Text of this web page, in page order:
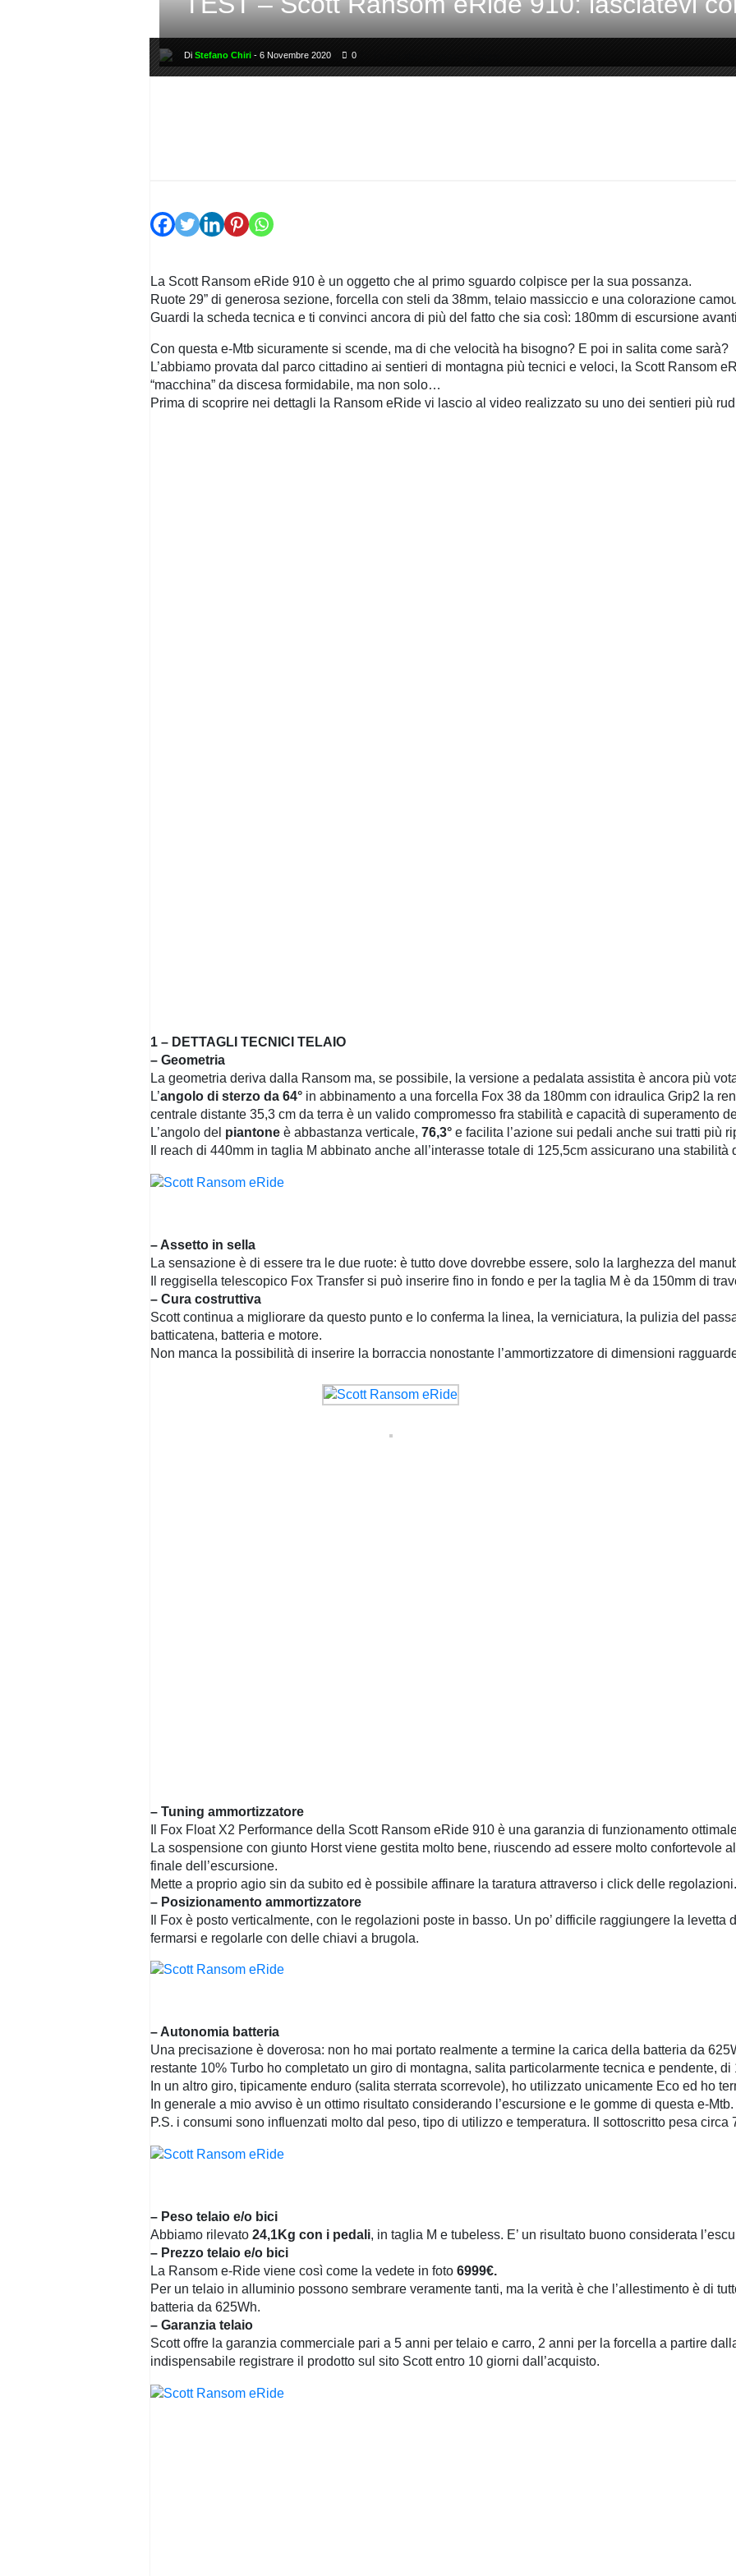
Di Stefano Chiri - 6 Novembre 2020 0
La Scott Ransom eRide 910 è un oggetto che al primo sguardo colpisce per la sua possanza.
Ruote 29” di generosa sezione, forcella con steli da 38mm, telaio massiccio e una colorazione
Guardi la scheda tecnica e ti convinci ancora di più del fatto che sia così: 180mm di escursione
Con questa e-Mtb sicuramente si scende, ma di che velocità ha bisogno? E poi in salita come sarà?
L’abbiamo provata dal parco cittadino ai sentieri di montagna più tecnici e veloci, la Scott Ransom
“macchina” da discesa formidabile, ma non solo…
Prima di scoprire nei dettagli la Ransom eRide vi lascio al video realizzato su uno dei sentieri più
1 – DETTAGLI TECNICI TELAIO
– Geometria
La geometria deriva dalla Ransom ma, se possibile, la versione a pedalata assistita è ancora più
L’angolo di sterzo da 64° in abbinamento a una forcella Fox 38 da 180mm con idraulica Grip2 la
centrale distante 35,3 cm da terra è un valido compromesso fra stabilità e capacità di superamento
L’angolo del piantone è abbastanza verticale, 76,3° e facilita l’azione sui pedali anche sui tratti più
Il reach di 440mm in taglia M abbinato anche all’interasse totale di 125,5cm assicurano una stabilità
– Assetto in sella
La sensazione è di essere tra le due ruote: è tutto dove dovrebbe essere, solo la larghezza del
Il reggisella telescopico Fox Transfer si può inserire fino in fondo e per la taglia M è da 150mm di
– Cura costruttiva
Scott continua a migliorare da questo punto e lo conferma la linea, la verniciatura, la pulizia del
batticatena, batteria e motore.
Non manca la possibilità di inserire la borraccia nonostante l’ammortizzatore di dimensioni
– Tuning ammortizzatore
Il Fox Float X2 Performance della Scott Ransom eRide 910 è una garanzia di funzionamento
La sospensione con giunto Horst viene gestita molto bene, riuscendo ad essere molto confortevole
finale dell’escursione.
Mette a proprio agio sin da subito ed è possibile affinare la taratura attraverso i click delle regolazioni.
– Posizionamento ammortizzatore
Il Fox è posto verticalmente, con le regolazioni poste in basso. Un po’ difficile raggiungere la
fermarsi e regolarle con delle chiavi a brugola.
– Autonomia batteria
Una precisazione è doverosa: non ho mai portato realmente a termine la carica della batteria da
restante 10% Turbo ho completato un giro di montagna, salita particolarmente tecnica e pendente,
In un altro giro, tipicamente enduro (salita sterrata scorrevole), ho utilizzato unicamente Eco ed ho
In generale a mio avviso è un ottimo risultato considerando l’escursione e le gomme di questa e-Mtb.
P.S. i consumi sono influenzati molto dal peso, tipo di utilizzo e temperatura. Il sottoscritto pesa circa
– Peso telaio e/o bici
Abbiamo rilevato 24,1Kg con i pedali, in taglia M e tubeless. E’ un risultato buono considerata
– Prezzo telaio e/o bici
La Ransom e-Ride viene così come la vedete in foto 6999€.
Per un telaio in alluminio possono sembrare veramente tanti, ma la verità è che l’allestimento è di
batteria da 625Wh.
– Garanzia telaio
Scott offre la garanzia commerciale pari a 5 anni per telaio e carro, 2 anni per la forcella a partire
indispensabile registrare il prodotto sul sito Scott entro 10 giorni dall’acquisto.